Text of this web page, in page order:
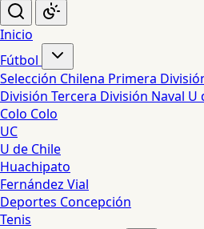
Inicio
Fútbol
Selección Chilena Primera
División Tercera División Naval U
Colo Colo
UC
U de Chile
Huachipato
Fernández Vial
Deportes Concepción
Tenis